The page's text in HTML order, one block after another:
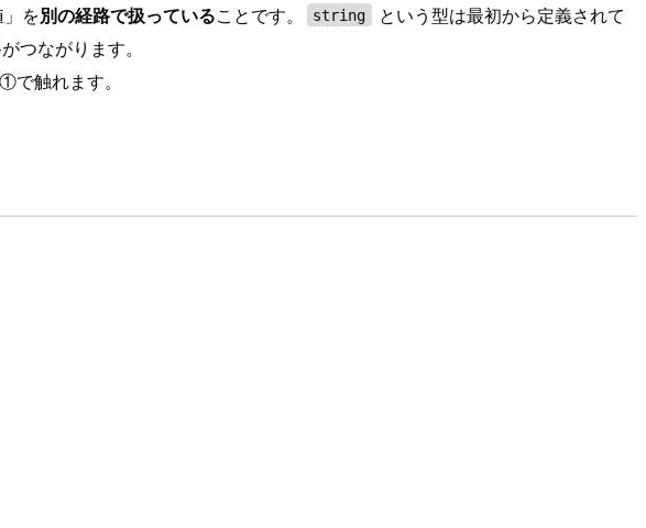
を別の経路で扱っていることです。 string
という型は最初から定義されて
つながります。
触れます。